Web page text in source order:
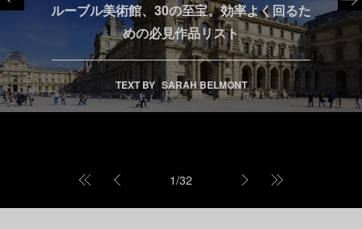
ルーブル美術館、30の至宝。効率よく回るた
めの必見作品リスト
TEXT BY SARAH BELMONT
1/32